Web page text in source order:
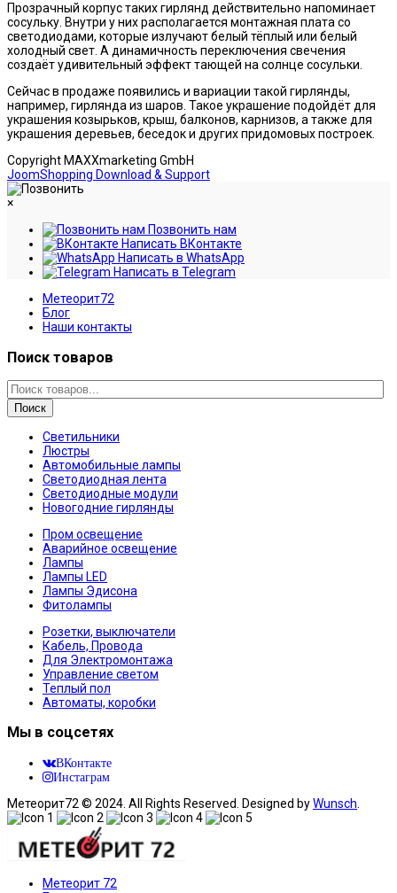
Прозрачный корпус таких гирлянд действительно напоминает
сосульку. Внутри у них располагается монтажная плата со
светодиодами, которые излучают белый тёплый или белый
холодный свет. А динамичность переключения свечения
создаёт удивительный эффект тающей на солнце сосульки.
Сейчас в продаже появились и вариации такой гирлянды,
например, гирлянда из шаров. Такое украшение подойдёт для
украшения козырьков, крыш, балконов, карнизов, а также для
украшения деревьев, беседок и других придомовых построек.
Copyright MAXXmarketing GmbH
JoomShopping Download & Support
×
Позвонить нам
Написать ВКонтакте
Написать в WhatsApp
Написать в Telegram
Метеорит72
Блог
Наши контакты
Поиск товаров
Поиск
Светильники
Люстры
Автомобильные лампы
Светодиодная лента
Светодиодные модули
Новогодние гирлянды
Пром освещение
Аварийное освещение
Лампы
Лампы LED
Лампы Эдисона
Фитолампы
Розетки, выключатели
Кабель, Провода
Для Электромонтажа
Управление светом
Теплый пол
Автоматы, коробки
Мы в соцсетях
ВКонтакте
Инстаграм
Метеорит72 © 2024. All Rights Reserved. Designed byWunsch
Метеорит 72